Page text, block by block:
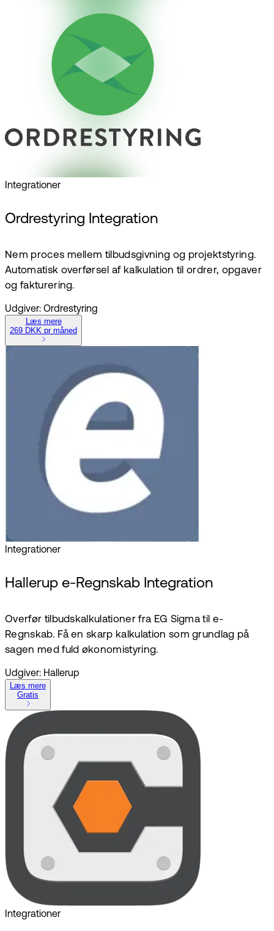
Integrationer
Ordrestyring Integration
Nem proces mellem tilbudsgivning og projektstyring.
Automatisk overførsel af kalkulation til ordrer, opgaver
og fakturering.
Udgiver: Ordrestyring
Læs mere
269 DKK pr måned
Integrationer
Hallerup e-Regnskab Integration
Overfør tilbudskalkulationer fra EG Sigma til e-
Regnskab. Få en skarp kalkulation som grundlag på
sagen med fuld økonomistyring.
Udgiver: Hallerup
Læs mere
Gratis
Integrationer